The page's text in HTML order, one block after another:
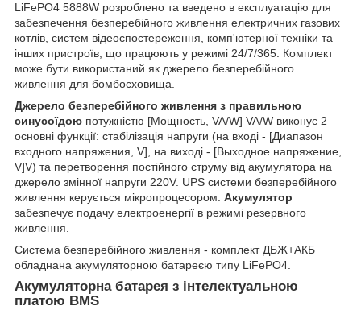
LiFePO4 5888W розроблено та введено в експлуатацію для
забезпечення безперебійного живлення електричних газових
котлів, систем відеоспостереження, комп'ютерної техніки та
інших пристроїв, що працюють у режимі 24/7/365. Комплект
може бути використаний як джерело безперебійного
живлення для бомбосховища.
Джерело безперебійного живлення з правильною
синусоїдою потужністю [Мощность, VA/W] VA/W виконує 2
основні функції: стабілізація напруги (на вході - [Диапазон
входного напряжения, V], на виході - [Выходное напряжение,
V]V) та перетворення постійного струму від акумулятора на
джерело змінної напруги 220V. UPS системи безперебійного
живлення керується мікропроцесором. Акумулятор
забезпечує подачу електроенергії в режимі резервного
живлення.
Система безперебійного живлення - комплект ДБЖ+АКБ
обладнана акумуляторною батареєю типу LiFePO4.
Акумуляторна батарея з інтелектуальною
платою BMS